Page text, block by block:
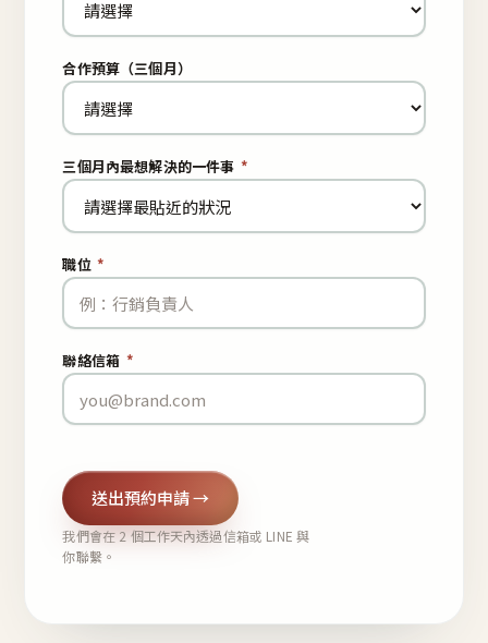
合作預算（三個月）
三個月內最想解決的一件事 *
職位 *
聯絡信箱 *
送出預約申請 →
我們會在 2 個工作天內透過信箱或 LINE 與
你聯繫。